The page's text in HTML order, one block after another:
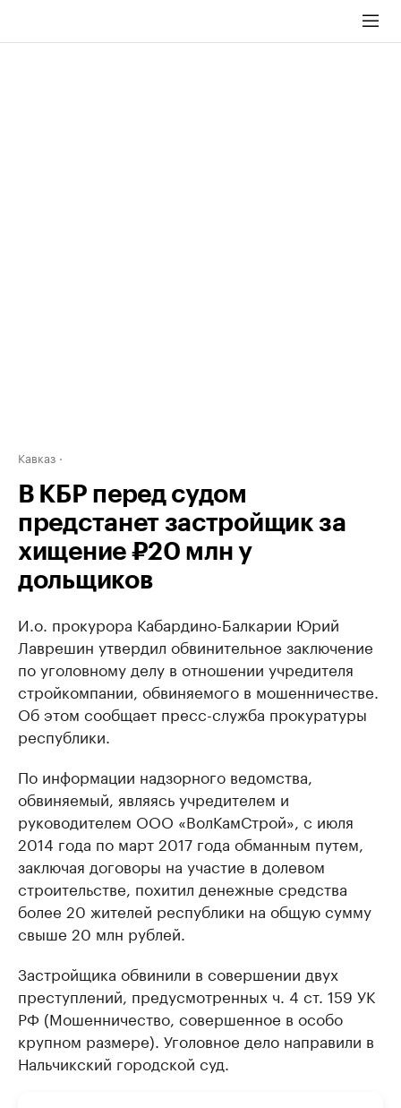
Кавказ
В КБР перед судом
предстанет застройщик за
хищение ₽20 млн у
дольщиков
И.о. прокурора Кабардино-Балкарии Юрий
Лаврешин утвердил обвинительное заключение
по уголовному делу в отношении учредителя
стройкомпании, обвиняемого в мошенничестве.
Об этом сообщает пресс-служба прокуратуры
республики.
По информации надзорного ведомства,
обвиняемый, являясь учредителем и
руководителем ООО «ВолКамСтрой», с июля
2014 года по март 2017 года обманным путем,
заключая договоры на участие в долевом
строительстве, похитил денежные средства
более 20 жителей республики на общую сумму
свыше 20 млн рублей.
Застройщика обвинили в совершении двух
преступлений, предусмотренных ч. 4 ст. 159 УК
РФ (Мошенничество, совершенное в особо
крупном размере). Уголовное дело направили в
Нальчикский городской суд.